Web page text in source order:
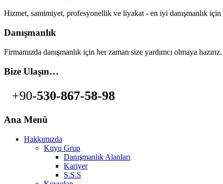
Hizmet, samimiyet, profesyonellik ve liyakat - en iyi danışmanlık
Danışmanlık
Firmamızda danışmanlık için her zaman size yardımcı olmaya hazırız.
Bize Ulaşın…
+90-530-867-58-98
Ana Menü
Hakkımızda
Kuyu Grup
Danışmanlık Alanları
Kariyer
S.S.S